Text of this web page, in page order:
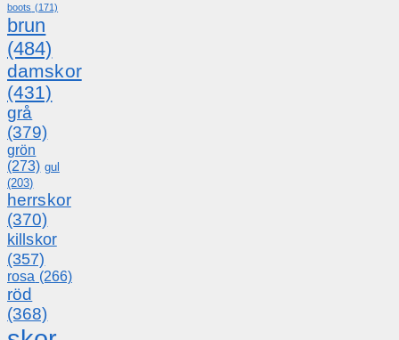
boots (171)
brun
(484)
damskor
(431)
grå
(379)
grön
(273) gul
(203)
herrskor
(370)
killskor
(357)
rosa (266)
röd
(368)